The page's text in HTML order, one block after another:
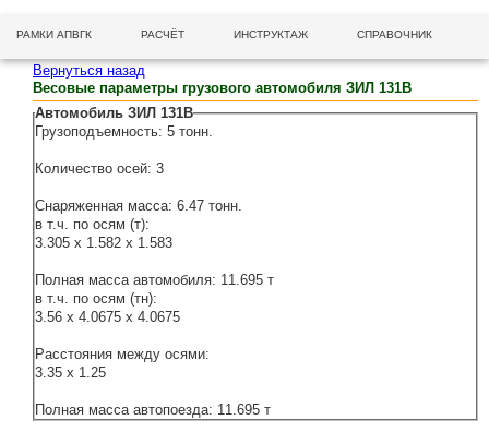
РАМКИ АПВГК РАСЧЁТ ИНСТРУКТАЖ СПРАВОЧНИК
Вернуться назад
Весовые параметры грузового автомобиля ЗИЛ 131В
Автомобиль ЗИЛ 131В
Грузоподъемность: 5 тонн.
Количество осей: 3
Снаряженная масса: 6.47 тонн.
в т.ч. по осям (т):
3.305 x 1.582 x 1.583
Полная масса автомобиля: 11.695 т
в т.ч. по осям (тн):
3.56 x 4.0675 x 4.0675
Расстояния между осями:
3.35 x 1.25
Полная масса автопоезда: 11.695 т